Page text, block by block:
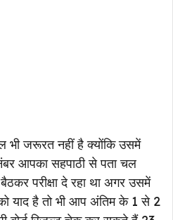
भी जरूरत नहीं है क्योंकि उसमें
आपका सहपाठी से पता चल
परीक्षा दे रहा था अगर उसमें
याद है तो भी आप अंतिम के 1 से 2